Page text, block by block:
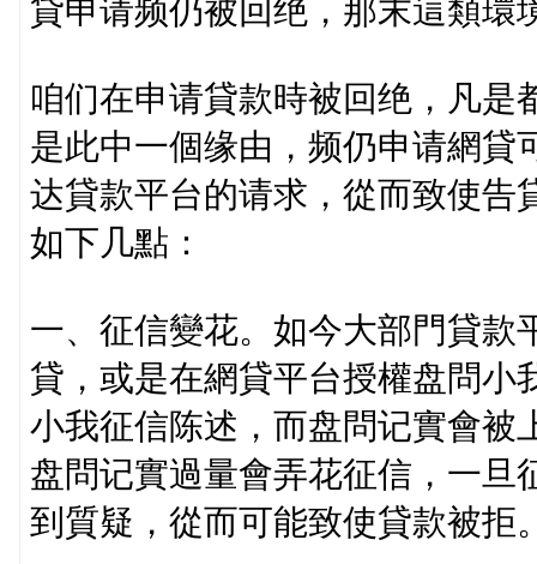
貸申请频仍被回绝，那末這類環
咱们在申请貸款時被回绝，凡是
是此中一個缘由，频仍申请網貸
达貸款平台的请求，從而致使告
如下几點：
一、征信變花。如今大部門貸款
貸，或是在網貸平台授權盘問小
小我征信陈述，而盘問记實會被
盘問记實過量會弄花征信，一旦
到質疑，從而可能致使貸款被拒